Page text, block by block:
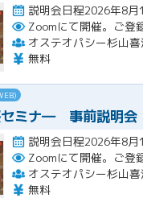
無料
ミナ― 事前説明会
無料